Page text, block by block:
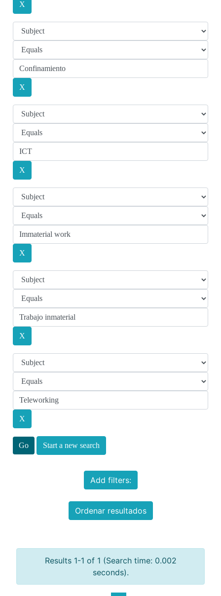
Start a new search
Add filters:
Ordenar resultados
Results 1-1 of 1 (Search time: 0.002
seconds).